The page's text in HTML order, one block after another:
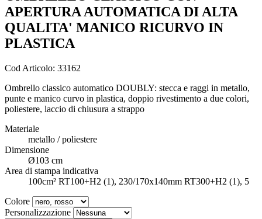
APERTURA AUTOMATICA DI ALTA
QUALITA' MANICO RICURVO IN
PLASTICA
Cod Articolo: 33162
Ombrello classico automatico DOUBLY: stecca e raggi in metallo,
punte e manico curvo in plastica, doppio rivestimento a due colori,
poliestere, laccio di chiusura a strappo
Materiale
metallo / poliestere
Dimensione
Ø103 cm
Area di stampa indicativa
100cm² RT100+H2 (1), 230/170x140mm RT300+H2 (1), 5
Colore
Personalizzazione